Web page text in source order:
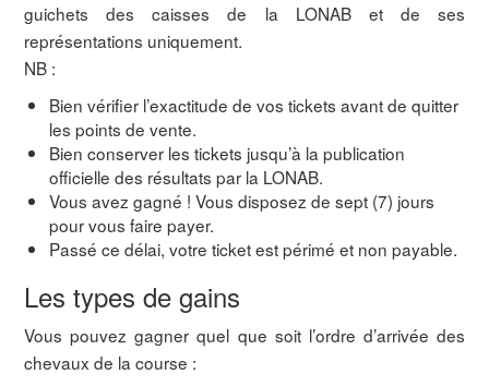
guichets des caisses de la LONAB et de ses
représentations uniquement.
NB :
Bien vérifier l’exactitude de vos tickets avant de quitter
les points de vente.
Bien conserver les tickets jusqu’à la publication
officielle des résultats par la LONAB.
Vous avez gagné ! Vous disposez de sept (7) jours
pour vous faire payer.
Passé ce délai, votre ticket est périmé et non payable.
Les types de gains
Vous pouvez gagner quel que soit l’ordre d’arrivée des
chevaux de la course :